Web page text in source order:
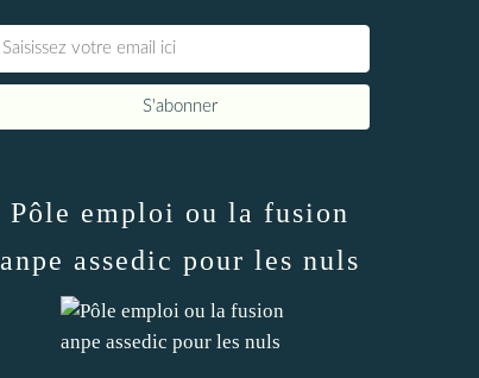
Pôle emploi ou la fusion
anpe assedic pour les nuls